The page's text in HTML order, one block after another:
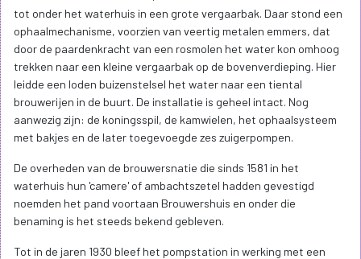
tot onder het waterhuis in een grote vergaarbak. Daar stond een
ophaalmechanisme, voorzien van veertig metalen emmers, dat
door de paardenkracht van een rosmolen het water kon omhoog
trekken naar een kleine vergaarbak op de bovenverdieping. Hier
leidde een loden buizenstelsel het water naar een tiental
brouwerijen in de buurt. De installatie is geheel intact. Nog
aanwezig zijn: de koningsspil, de kamwielen, het ophaalsysteem
met bakjes en de later toegevoegde zes zuigerpompen.
De overheden van de brouwersnatie die sinds 1581 in het
waterhuis hun 'camere' of ambachtszetel hadden gevestigd
noemden het pand voortaan Brouwershuis en onder die
benaming is het steeds bekend gebleven.
Tot in de jaren 1930 bleef het pompstation in werking met een